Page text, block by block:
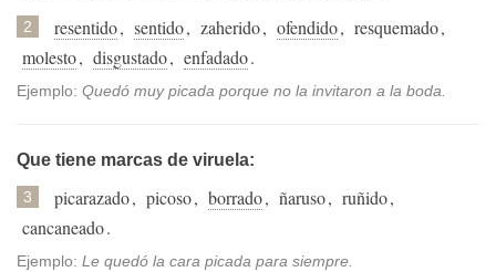
2 resentido, sentido, zaherido, ofendido, resquemado,
molesto, disgustado, enfadado.
Ejemplo: Quedó muy picada porque no la invitaron a la boda.
Que tiene marcas de viruela:
3 picarazado, picoso, borrado, ñaruso, ruñido,
cancaneado.
Ejemplo: Le quedó la cara picada para siempre.